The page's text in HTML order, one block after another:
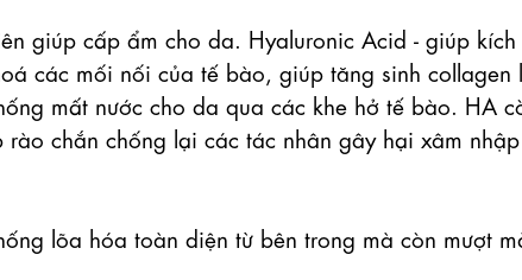
giúp cấp ẩm cho da. Hyaluronic Acid - giúp kích
các mối nối của tế bào, giúp tăng sinh collagen
mất nước cho da qua các khe hở tế bào. HA
chắn chống lại các tác nhân gây hại xâm
lõa hóa toàn diện từ bên trong mà còn mượt